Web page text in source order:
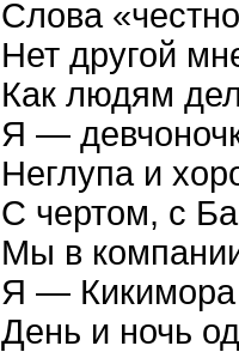
Слова
Нет другой
Как людям
Я —
Неглупа и
С чертом, с
Мы в
Я — Кикимора
День и ночь